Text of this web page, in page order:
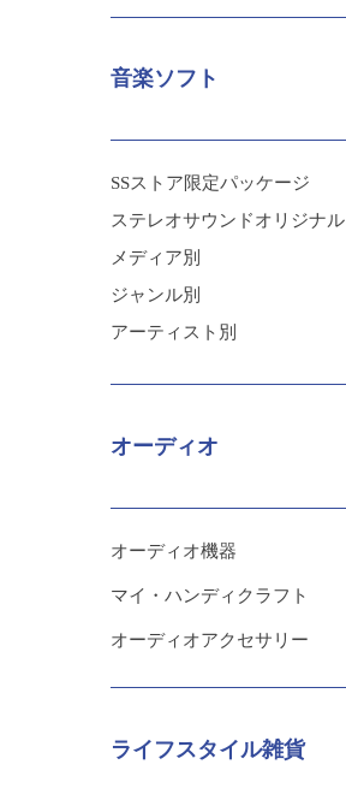
音楽ソフト
SSストア限定パッケージ
ステレオサウンドオリジナル
メディア別
ジャンル別
アーティスト別
オーディオ
オーディオ機器
マイ・ハンディクラフト
オーディオアクセサリー
ライフスタイル雑貨